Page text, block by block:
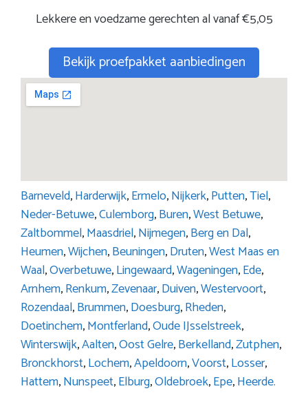
Lekkere en voedzame gerechten al vanaf €5,05
Bekijk proefpakket aanbiedingen
Barneveld,Harderwijk,Ermelo,Nijkerk,Putten,Tiel,
Neder-Betuwe,Culemborg,Buren,West Betuwe,
Zaltbommel,Maasdriel,Nijmegen,Berg en Dal,
Heumen,Wijchen,Beuningen,Druten,West Maas en
Waal,Overbetuwe,Lingewaard,Wageningen,Ede,
Arnhem,Renkum,Zevenaar,Duiven,Westervoort,
Rozendaal,Brummen,Doesburg,Rheden,
Doetinchem,Montferland,Oude IJsselstreek,
Winterswijk,Aalten,Oost Gelre,Berkelland,Zutphen,
Bronckhorst,Lochem,Apeldoorn,Voorst,Losser,
Hattem,Nunspeet,Elburg,Oldebroek,Epe,Heerde.